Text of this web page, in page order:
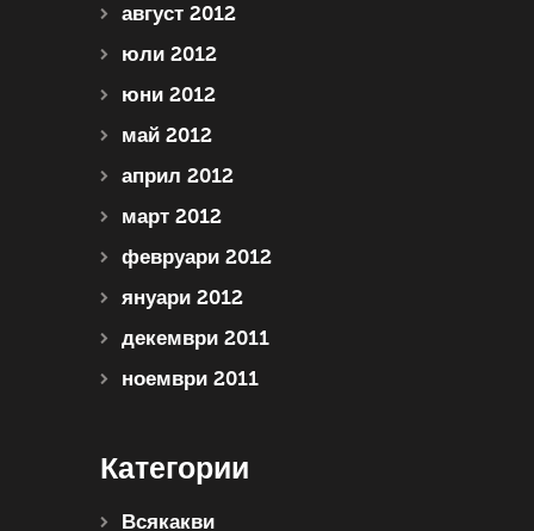
август 2012
юли 2012
юни 2012
май 2012
април 2012
март 2012
февруари 2012
януари 2012
декември 2011
ноември 2011
Категории
Всякакви